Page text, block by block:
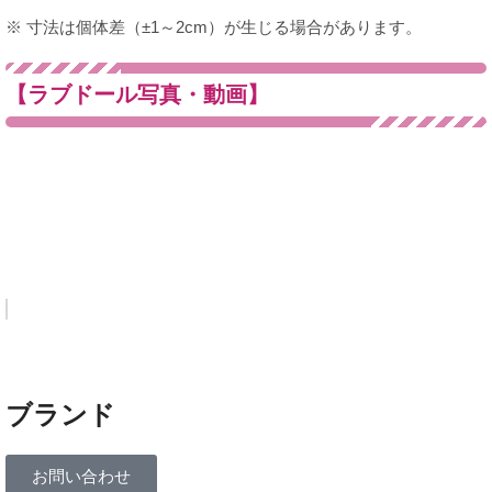
※ 寸法は個体差（±1～2cm）が生じる場合があります。
【ラブドール写真・動画】
ブランド
お問い合わせ